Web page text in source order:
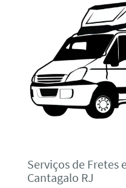
Serviços de Fretes
Cantagalo RJ